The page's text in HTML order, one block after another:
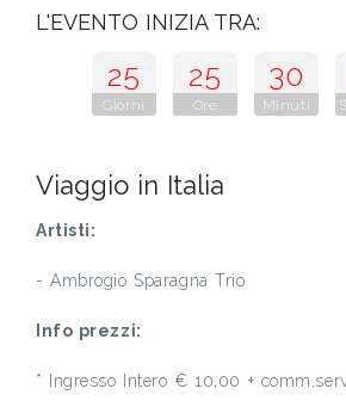
L'EVENTO INIZIA TRA:
25
Giorni
25
Ore
30
Minuti
Viaggio in Italia
Artisti:
- Ambrogio Sparagna Trio
Info prezzi:
* Ingresso Intero € 10,00 +